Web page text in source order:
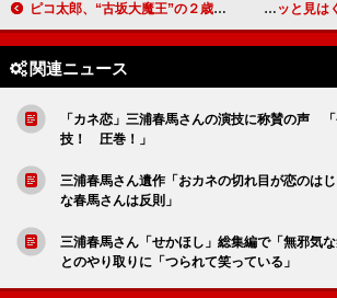
ピコ太郎、“古坂大魔王”の２歳の娘に泣かれる 「想像よりも大きいみたいで…」 星野源「小栗旬くんがこ
関連ニュース
「カネ恋」三浦春馬さんの演技に称賛の声
技！ 圧巻！」
三浦春馬さん遺作「おカネの切れ目が恋のは
な春馬さんは反則」
三浦春馬さん「せかほし」総集編で「無邪
とのやり取りに「つられて笑っている」